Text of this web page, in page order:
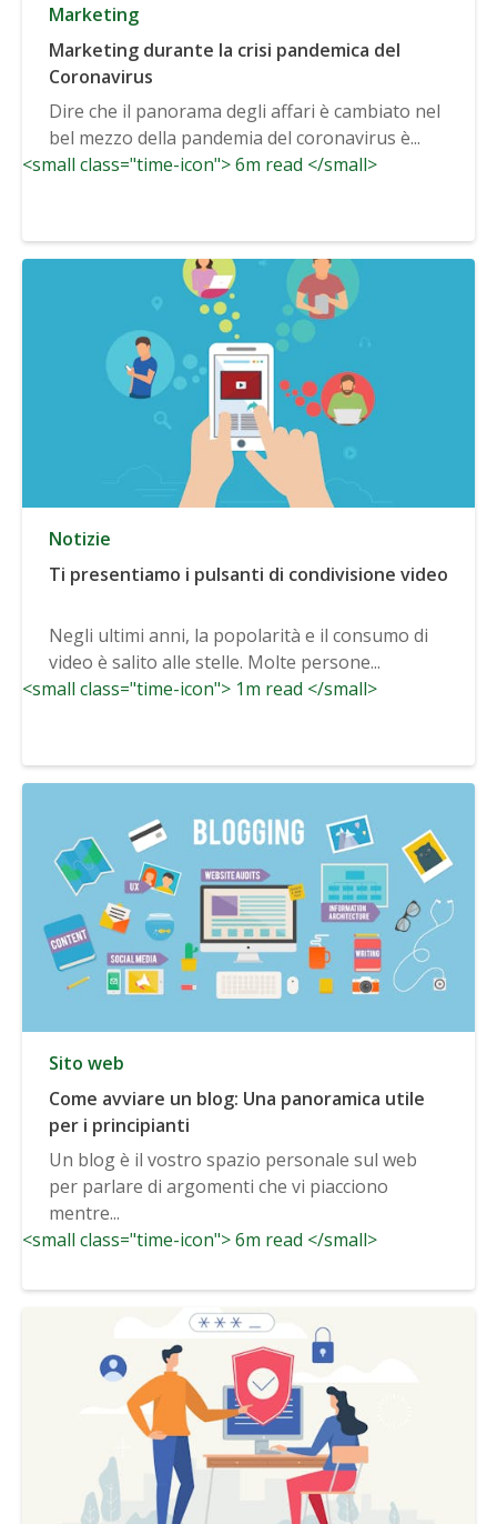
Marketing
Marketing durante la crisi pandemica del
Coronavirus
Dire che il panorama degli affari è cambiato nel
bel mezzo della pandemia del coronavirus è...
<small class="time-icon"> 6m read </small>
Notizie
Ti presentiamo i pulsanti di condivisione video
Negli ultimi anni, la popolarità e il consumo di
video è salito alle stelle. Molte persone...
<small class="time-icon"> 1m read </small>
Sito web
Come avviare un blog: Una panoramica utile
per i principianti
Un blog è il vostro spazio personale sul web
per parlare di argomenti che vi piacciono
mentre...
<small class="time-icon"> 6m read </small>